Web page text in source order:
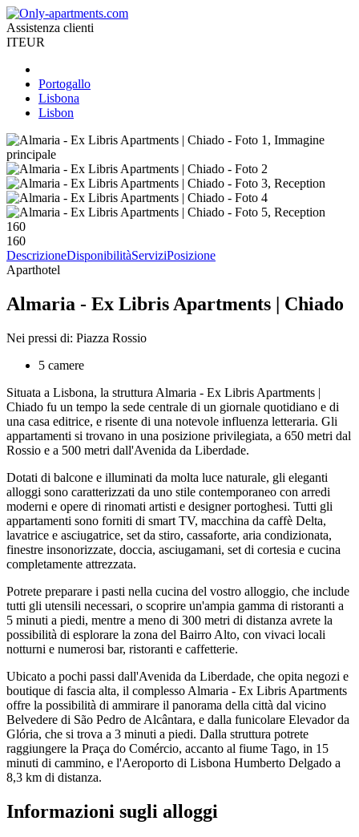
Assistenza clienti
ITEUR
Portogallo
Lisbona
Lisbon
160
160
DescrizioneDisponibilitàServiziPosizione
Aparthotel
Almaria - Ex Libris Apartments | Chiado
Nei pressi di: Piazza Rossio
5 camere
Situata a Lisbona, la struttura Almaria - Ex Libris Apartments |
Chiado fu un tempo la sede centrale di un giornale quotidiano e di
una casa editrice, e risente di una notevole influenza letteraria. Gli
appartamenti si trovano in una posizione privilegiata, a 650 metri dal
Rossio e a 500 metri dall'Avenida da Liberdade.
Dotati di balcone e illuminati da molta luce naturale, gli eleganti
alloggi sono caratterizzati da uno stile contemporaneo con arredi
moderni e opere di rinomati artisti e designer portoghesi. Tutti gli
appartamenti sono forniti di smart TV, macchina da caffè Delta,
lavatrice e asciugatrice, set da stiro, cassaforte, aria condizionata,
finestre insonorizzate, doccia, asciugamani, set di cortesia e cucina
completamente attrezzata.
Potrete preparare i pasti nella cucina del vostro alloggio, che include
tutti gli utensili necessari, o scoprire un'ampia gamma di ristoranti a
5 minuti a piedi, mentre a meno di 300 metri di distanza avrete la
possibilità di esplorare la zona del Bairro Alto, con vivaci locali
notturni e numerosi bar, ristoranti e caffetterie.
Ubicato a pochi passi dall'Avenida da Liberdade, che opita negozi e
boutique di fascia alta, il complesso Almaria - Ex Libris Apartments
offre la possibilità di ammirare il panorama della città dal vicino
Belvedere di São Pedro de Alcântara, e dalla funicolare Elevador da
Glória, che si trova a 3 minuti a piedi. Dalla struttura potrete
raggiungere la Praça do Comércio, accanto al fiume Tago, in 15
minuti di cammino, e l'Aeroporto di Lisbona Humberto Delgado a
8,3 km di distanza.
Informazioni sugli alloggi